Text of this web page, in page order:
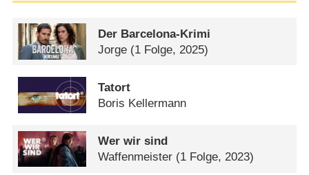
Der Barcelona-Krimi
Jorge (1 Folge, 2025)
Tatort
Boris Kellermann
Wer wir sind
Waffenmeister (1 Folge, 2023)